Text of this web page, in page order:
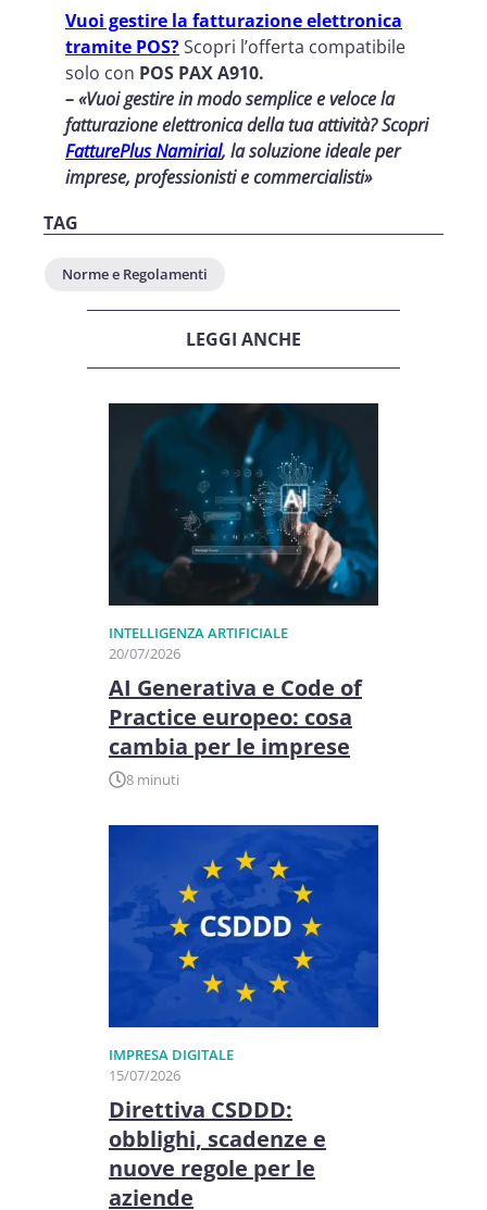
Vuoi gestire la fatturazione elettronica
tramite POS?Scopri l’offerta compatibile
solo con POS PAX A910.
– «Vuoi gestire in modo semplice e veloce la
fatturazione elettronica della tua attività? Scopri
FatturePlus Namirial, la soluzione ideale per
imprese, professionisti e commercialisti»
TAG
Norme e Regolamenti
LEGGI ANCHE
INTELLIGENZA ARTIFICIALE
20/07/2026
AI Generativa e Code of
Practice europeo: cosa
cambia per le imprese
8 minuti
IMPRESA DIGITALE
15/07/2026
Direttiva CSDDD:
obblighi, scadenze e
nuove regole per le
aziende